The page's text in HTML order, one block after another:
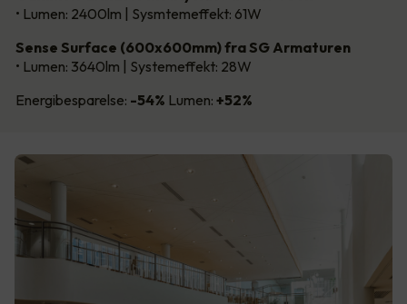
• Lumen: 2400lm | Sysmtemeffekt: 61W
Sense Surface (600x600mm) fra SG Armaturen
• Lumen: 3640lm | Systemeffekt: 28W
Energibesparelse: -54% Lumen: +52%